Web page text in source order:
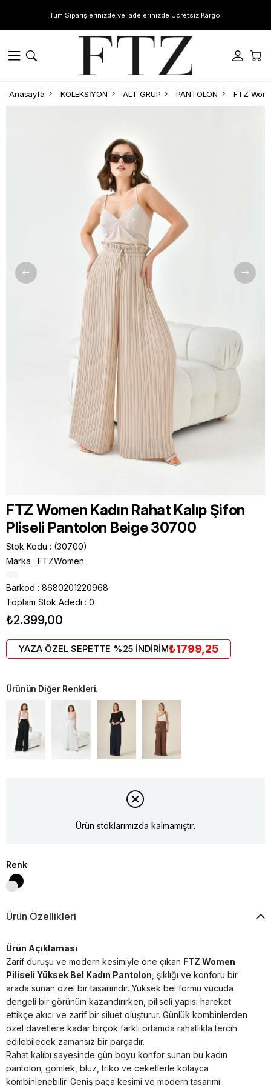
Tüm Siparişlerinizde ve İadelerinizde Ücretsiz Kargo.
Anasayfa KOLEKSİYON ALT GRUP PANTOLON
FTZ Women Kadın Rahat Kalıp Şifon
Pliseli Pantolon Beige 30700
Stok Kodu
(30700)
Marka : FTZWomen
Barkod : 8680201220968
Toplam Stok Adedi : 0
₺2.399,00
YAZA ÖZEL SEPETTE %25 İNDİRİM₺1799,25
Ürünün Diğer Renkleri.
Ürün stoklarımızda kalmamıştır.
Renk
Ürün Özellikleri
Ürün Açıklaması
Zarif duruşu ve modern kesimiyle öne çıkan FTZ Women
Piliseli Yüksek Bel Kadın Pantolon , şıklığı ve konforu bir
arada sunan özel bir tasarımdır. Yüksek bel formu vücuda
dengeli bir görünüm kazandırırken, piliseli yapısı hareket
ettikçe akıcı ve zarif bir siluet oluşturur. Günlük kombinlerden
özel davetlere kadar birçok farklı ortamda rahatlıkla tercih
edilebilecek zamansız bir parçadır.
Rahat kalıbı sayesinde gün boyu konfor sunan bu kadın
pantolon; gömlek, bluz, triko ve ceketlerle kolayca
kombinlenebilir. Geniş paça kesimi ve modern tasarımı